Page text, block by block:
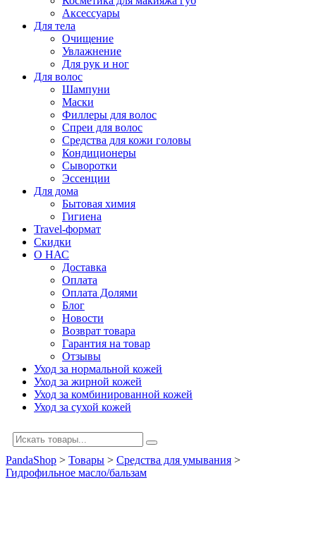
Аксессуары
Для тела
Очищение
Увлажнение
Для рук и ног
Для волос
Шампуни
Маски
Филлеры для волос
Спреи для волос
Средства для кожи головы
Кондиционеры
Сыворотки
Эссенции
Для дома
Бытовая химия
Гигиена
Travel-формат
Скидки
О НАС
Доставка
Оплата
Оплата Долями
Блог
Новости
Возврат товара
Гарантия на товар
Отзывы
Уход за нормальной кожей
Уход за жирной кожей
Уход за комбинированной кожей
Уход за сухой кожей
PandaShop > Товары > Средства для умывания >
Гидрофильное масло/бальзам